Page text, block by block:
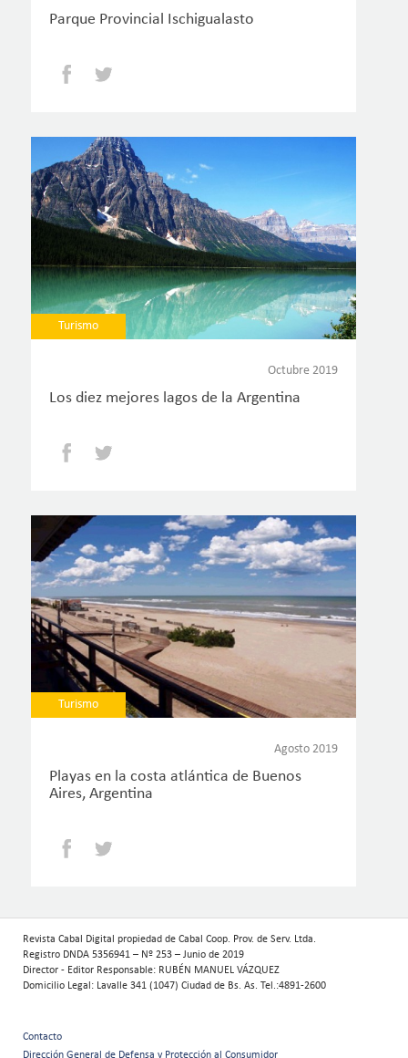
Parque Provincial Ischigualasto
Facebook
Turismo
Octubre 2019
Los diez mejores lagos de la Argentina
Facebook
Turismo
Agosto 2019
Playas en la costa atlántica de Buenos
Aires, Argentina
Facebook
Revista Cabal Digital propiedad de Cabal Coop. Prov. de Serv. Ltda.
Registro DNDA 5356941 – Nº 253 – Junio de 2019
Director - Editor Responsable: RUBÉN MANUEL VÁZQUEZ
Domicilio Legal: Lavalle 341 (1047) Ciudad de Bs. As. Tel.:4891-2600
Contacto
Dirección General de Defensa y Protección al Consumidor